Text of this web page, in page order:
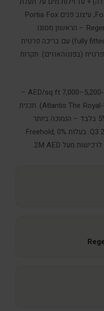
דובאי. אדריכלות Foster + Partners, עיצוב פנים Portia Fox
London, ברנדינג Regent Hotels (IHG) – הראשון מסוגו
בעולם. כל הרזידנסים מאובזרים (fully fitted) עם בריכה פרטית
פרטית (בפנטהאוזים). תקרות
מחיר התחלתי 37,000,000 AED (כ‑5,200–7,000 AED/sq ft –
תחרותי מול Dorchester, Bulgari ו‑Atlantis The Royal). תכנית
תשלומים 50/50 עם מקדמה של 5% בלבד – הנמוכה ביותר
בפלח האולטרה‑לוקס. מסירה Q3 2028. בעלות Freehold, 0%